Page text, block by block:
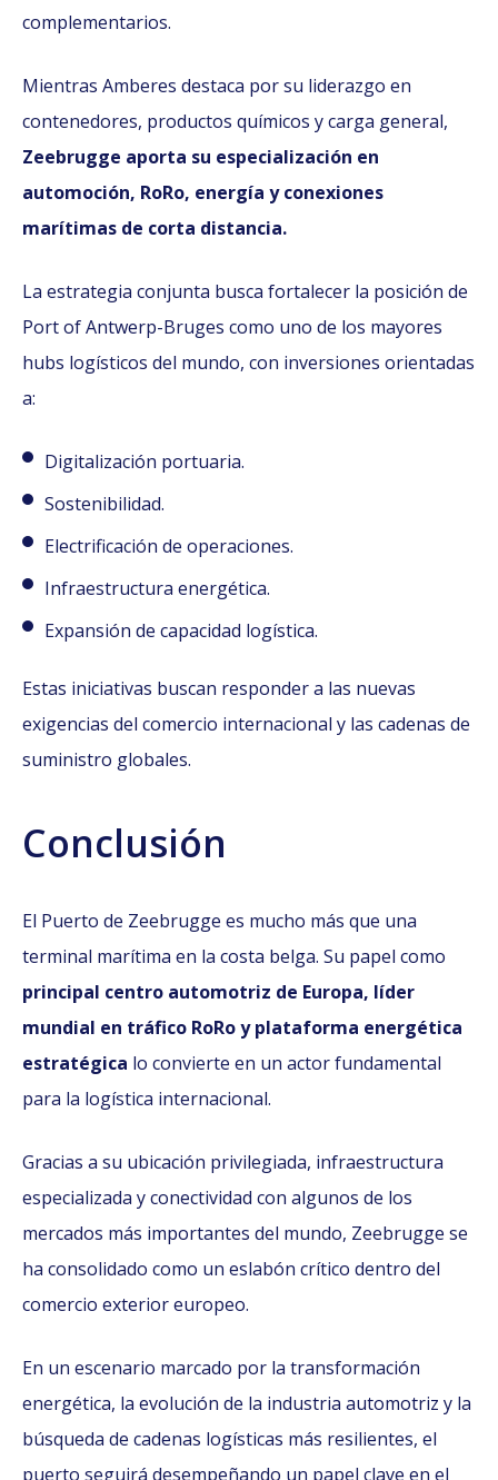
complementarios.
Mientras Amberes destaca por su liderazgo en
contenedores, productos químicos y carga general,
Zeebrugge aporta su especialización en
automoción, RoRo, energía y conexiones
marítimas de corta distancia.
La estrategia conjunta busca fortalecer la posición de
Port of Antwerp-Bruges como uno de los mayores
hubs logísticos del mundo, con inversiones orientadas
a:
Digitalización portuaria.
Sostenibilidad.
Electrificación de operaciones.
Infraestructura energética.
Expansión de capacidad logística.
Estas iniciativas buscan responder a las nuevas
exigencias del comercio internacional y las cadenas de
suministro globales.
Conclusión
El Puerto de Zeebrugge es mucho más que una
terminal marítima en la costa belga. Su papel como
principal centro automotriz de Europa, líder
mundial en tráfico RoRo y plataforma energética
estratégica lo convierte en un actor fundamental
para la logística internacional.
Gracias a su ubicación privilegiada, infraestructura
especializada y conectividad con algunos de los
mercados más importantes del mundo, Zeebrugge se
ha consolidado como un eslabón crítico dentro del
comercio exterior europeo.
En un escenario marcado por la transformación
energética, la evolución de la industria automotriz y la
búsqueda de cadenas logísticas más resilientes, el
puerto seguirá desempeñando un papel clave en el